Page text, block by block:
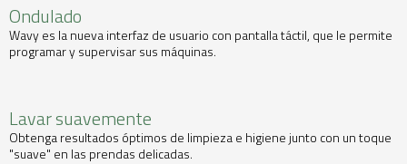
Ondulado
Wavy es la nueva interfaz de usuario con pantalla táctil, que le permite
programar y supervisar sus máquinas.
Lavar suavemente
Obtenga resultados óptimos de limpieza e higiene junto con un toque
"suave" en las prendas delicadas.